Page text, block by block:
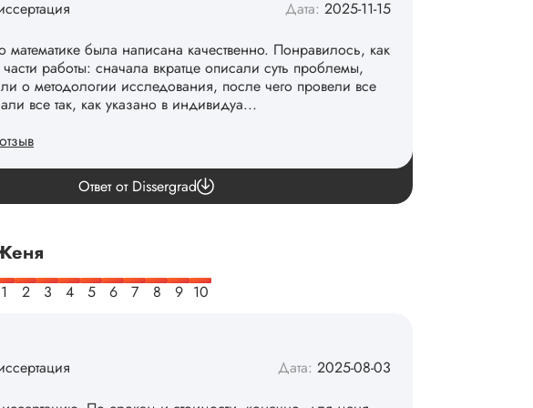
Дата: 2025-11-15
математике была написана качественно. Понравилось, как
работы: сначала вкратце описали суть проблемы,
о методологии исследования, после чего провели все
все так, как указано в индивидуа...
ваши слова команде. 👏
Ответ от Dissergrad
Дата: 2025-08-03